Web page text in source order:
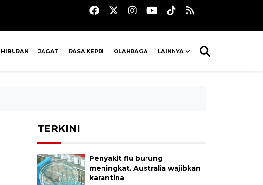
HIBURAN JAGAT RASA KEPRI OLAHRAGA LAINNYA
TERKINI
Penyakit flu burung
meningkat, Australia wajibkan
karantina